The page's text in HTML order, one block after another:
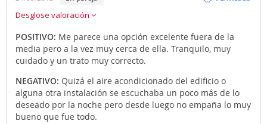
Desglose valoración
POSITIVO: Me parece una opción excelente fuera de la
media pero a la vez muy cerca de ella. Tranquilo, muy
cuidado y un trato muy correcto.
NEGATIVO: Quizá el aire acondicionado del edificio o
alguna otra instalación se escuchaba un poco más de lo
deseado por la noche pero desde luego no empaña lo muy
bueno que fue todo.